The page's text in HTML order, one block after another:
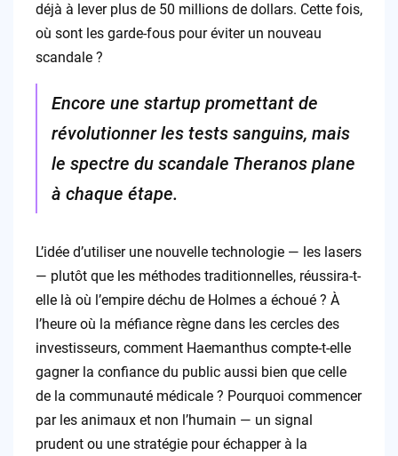
déjà à lever plus de 50 millions de dollars. Cette fois,
où sont les garde-fous pour éviter un nouveau
scandale ?
Encore une startup promettant de
révolutionner les tests sanguins, mais
le spectre du scandale Theranos plane
à chaque étape.
L’idée d’utiliser une nouvelle technologie — les lasers
— plutôt que les méthodes traditionnelles, réussira-t-
elle là où l’empire déchu de Holmes a échoué ? À
l’heure où la méfiance règne dans les cercles des
investisseurs, comment Haemanthus compte-t-elle
gagner la confiance du public aussi bien que celle
de la communauté médicale ? Pourquoi commencer
par les animaux et non l’humain — un signal
prudent ou une stratégie pour échapper à la